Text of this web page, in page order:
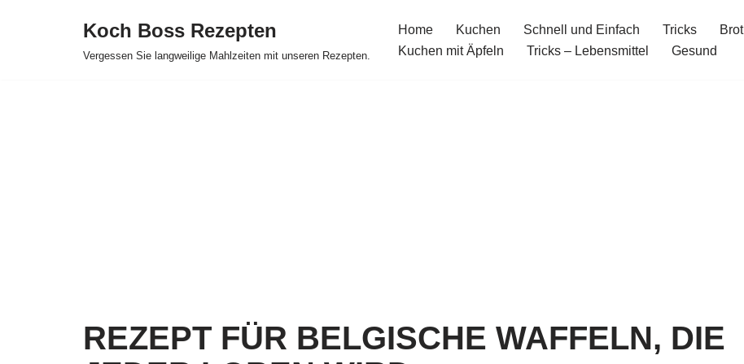
Koch Boss Rezepten
Vergessen Sie langweilige Mahlzeiten mit unseren Rezepten.
Home Kuchen Schnell und Einfach Tricks Brot
Kuchen mit Äpfeln
Tricks – Lebensmittel Gesund
REZEPT FÜR BELGISCHE WAFFELN, DIE